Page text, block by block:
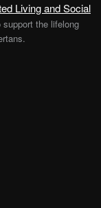
Living and Social
the lifelong